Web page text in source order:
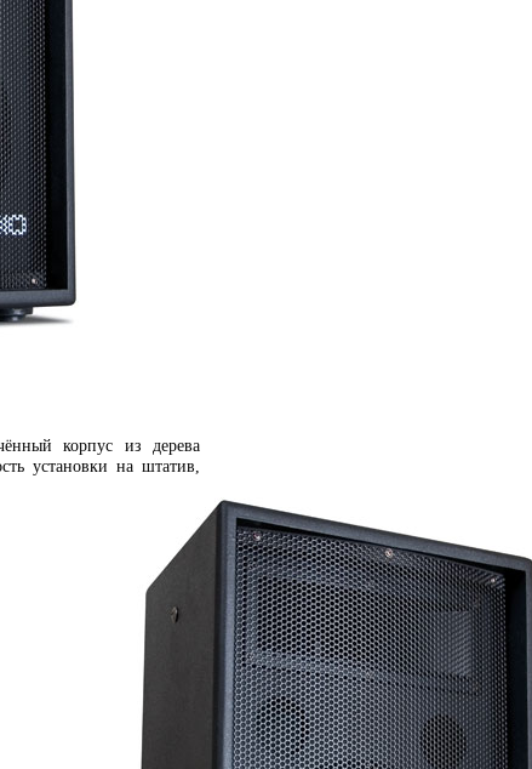
корпус из дерева
установки на штатив,